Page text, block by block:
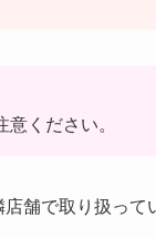
ください。
舗で取り扱っ